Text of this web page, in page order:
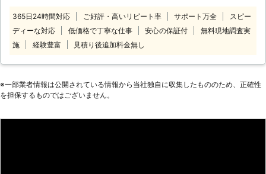
い。 井戸掘り110番は、24時間365日
いつでもコールセンターが稼働してお
りますので、お客様のご都合に応じた
す。 コールセンターのスタッフがお
客様のご要望を詳しくお聞きします。
寧・迅速をモットーとしお客様のご希
365日24時間対応 ご好評・高いリピート率 サポート万全
スピー
ディーな対応
低価格で丁寧な仕事 安心の保証付
無料現地調査実
施
経験豊富 見積り後追加料金無し
※⼀部業者情報は公開されている情報から当社独⾃に収集したもののため、正確性
を担保するものではございません。